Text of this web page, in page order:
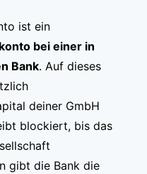
ist ein
bei einer in
Bank. Auf dieses
deiner GmbH
blockiert, bis das
gibt die Bank die